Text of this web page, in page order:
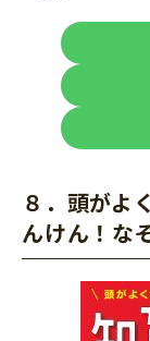
８．頭がよ
んけん！な